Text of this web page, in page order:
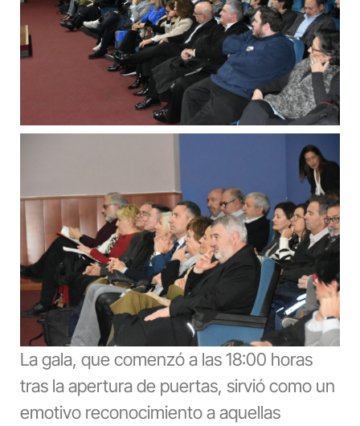
La gala, que comenzó a las 18:00 horas
tras la apertura de puertas, sirvió como un
emotivo reconocimiento a aquellas